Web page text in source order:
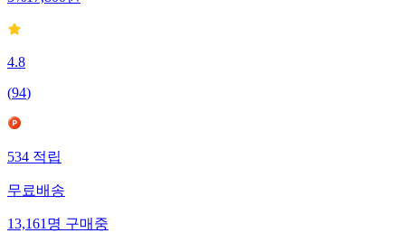
4.8
(94)
534 적립
무료배송
13,161 명 구매중